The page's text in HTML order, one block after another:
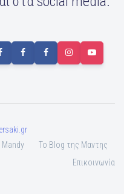
Mandy
To Blog της Μαντης
Επικοινωνία